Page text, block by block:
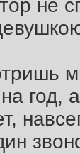
не
год,